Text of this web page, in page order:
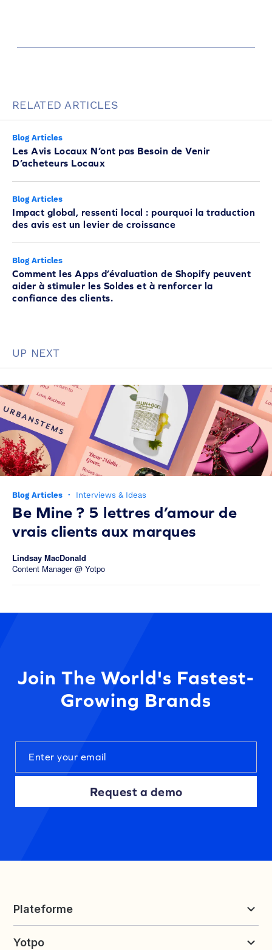
RELATED ARTICLES
Blog Articles
Les Avis Locaux N’ont pas Besoin de Venir
D’acheteurs Locaux
Blog Articles
Impact global, ressenti local : pourquoi la traduction
des avis est un levier de croissance
Blog Articles
Comment les Apps d’évaluation de Shopify peuvent
aider à stimuler les Soldes et à renforcer la
confiance des clients.
UP NEXT
Blog Articles · Interviews & Ideas
Be Mine ? 5 lettres d’amour de
vrais clients aux marques
Lindsay MacDonald
Content Manager @ Yotpo
Join The World's Fastest-
Growing Brands
Request a demo
Plateforme
Fidélité et parrainage
Yotpo